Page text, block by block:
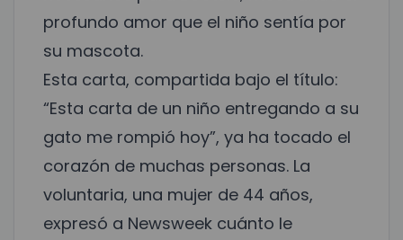
profundo amor que el niño sentía por
su mascota.
Esta carta, compartida bajo el título:
“Esta carta de un niño entregando a su
gato me rompió hoy”, ya ha tocado el
corazón de muchas personas. La
voluntaria, una mujer de 44 años,
expresó a Newsweek cuánto le